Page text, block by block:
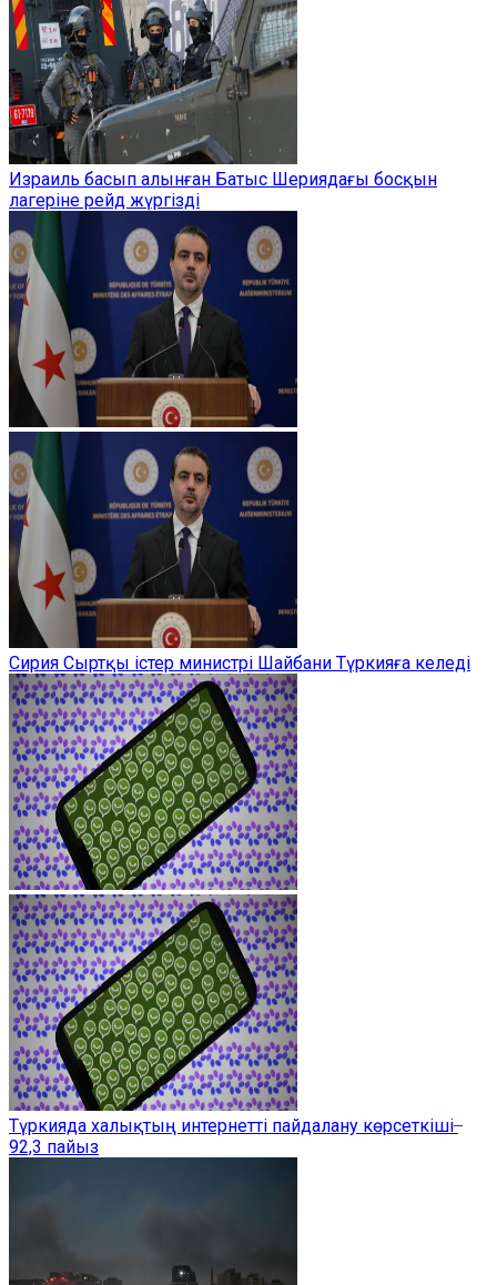
Израиль басып алынған Батыс Шериядағы босқын
лагеріне рейд жүргізді
Сирия Сыртқы істер министрі Шайбани Түркияға келеді
Түркияда халықтың интернетті пайдалану көрсеткіші ̶
92,3 пайыз